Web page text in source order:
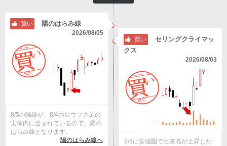
買い 陽のはらみ線
2026/08/05
8/5の陽線が、8/4のロウソク足の
実体内に含まれているので、陽の
はらみ線となります。
陽のはらみ線へ
買い
セリングクライマッ
クス
2026/08/03
8/3に安値圏で出来高が上昇した